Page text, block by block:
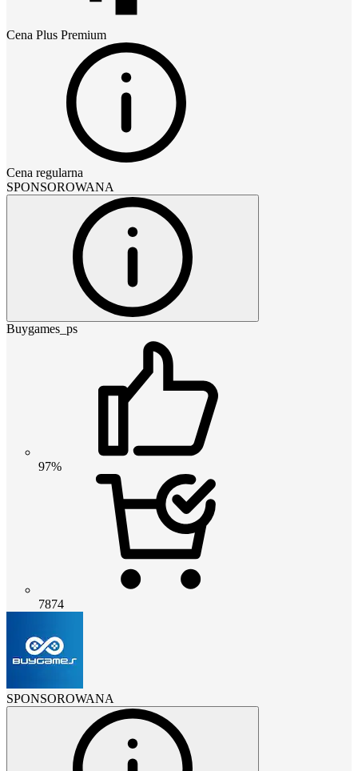
Cena Plus Premium
Cena regularna
SPONSOROWANA
Buygames_ps
97%
7874
SPONSOROWANA